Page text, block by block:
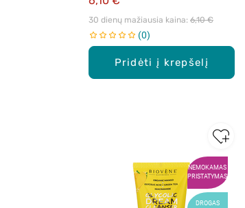
Pridėti į krepšelį
30 dienų mažiausia kaina: 6,10 €
0
NEMOKAMAS
PRISTATYMAS
DROGAS